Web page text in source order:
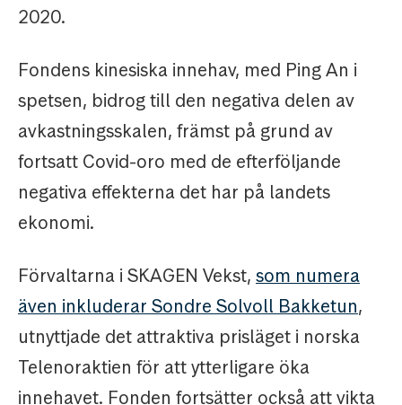
2020.
Fondens kinesiska innehav, med Ping An i
spetsen, bidrog till den negativa delen av
avkastningsskalen, främst på grund av
fortsatt Covid-oro med de efterföljande
negativa effekterna det har på landets
ekonomi.
Förvaltarna i SKAGEN Vekst, som numera
även inkluderar Sondre Solvoll Bakketun,
utnyttjade det attraktiva prisläget i norska
Telenoraktien för att ytterligare öka
innehavet. Fonden fortsätter också att vikta